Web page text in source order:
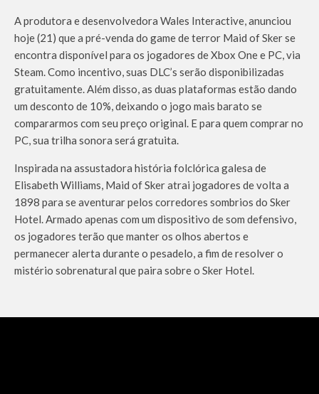
A produtora e desenvolvedora Wales Interactive, anunciou
hoje (21) que a pré-venda do game de terror Maid of Sker se
encontra disponível para os jogadores de Xbox One e PC, via
Steam. Como incentivo, suas DLC’s serão disponibilizadas
gratuitamente. Além disso, as duas plataformas estão dando
um desconto de 10%, deixando o jogo mais barato se
compararmos com seu preço original. E para quem comprar no
PC, sua trilha sonora será gratuita.
Inspirada na assustadora história folclórica galesa de
Elisabeth Williams, Maid of Sker atrai jogadores de volta a
1898 para se aventurar pelos corredores sombrios do Sker
Hotel. Armado apenas com um dispositivo de som defensivo,
os jogadores terão que manter os olhos abertos e
permanecer alerta durante o pesadelo, a fim de resolver o
mistério sobrenatural que paira sobre o Sker Hotel.